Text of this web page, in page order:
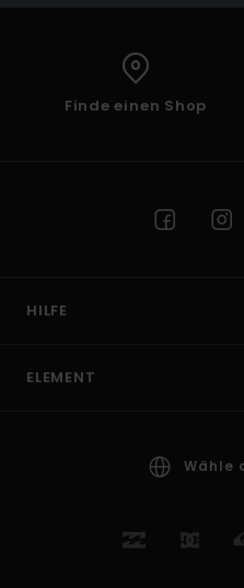
Finde einen Shop
HILFE
ELEMENT
Wähle